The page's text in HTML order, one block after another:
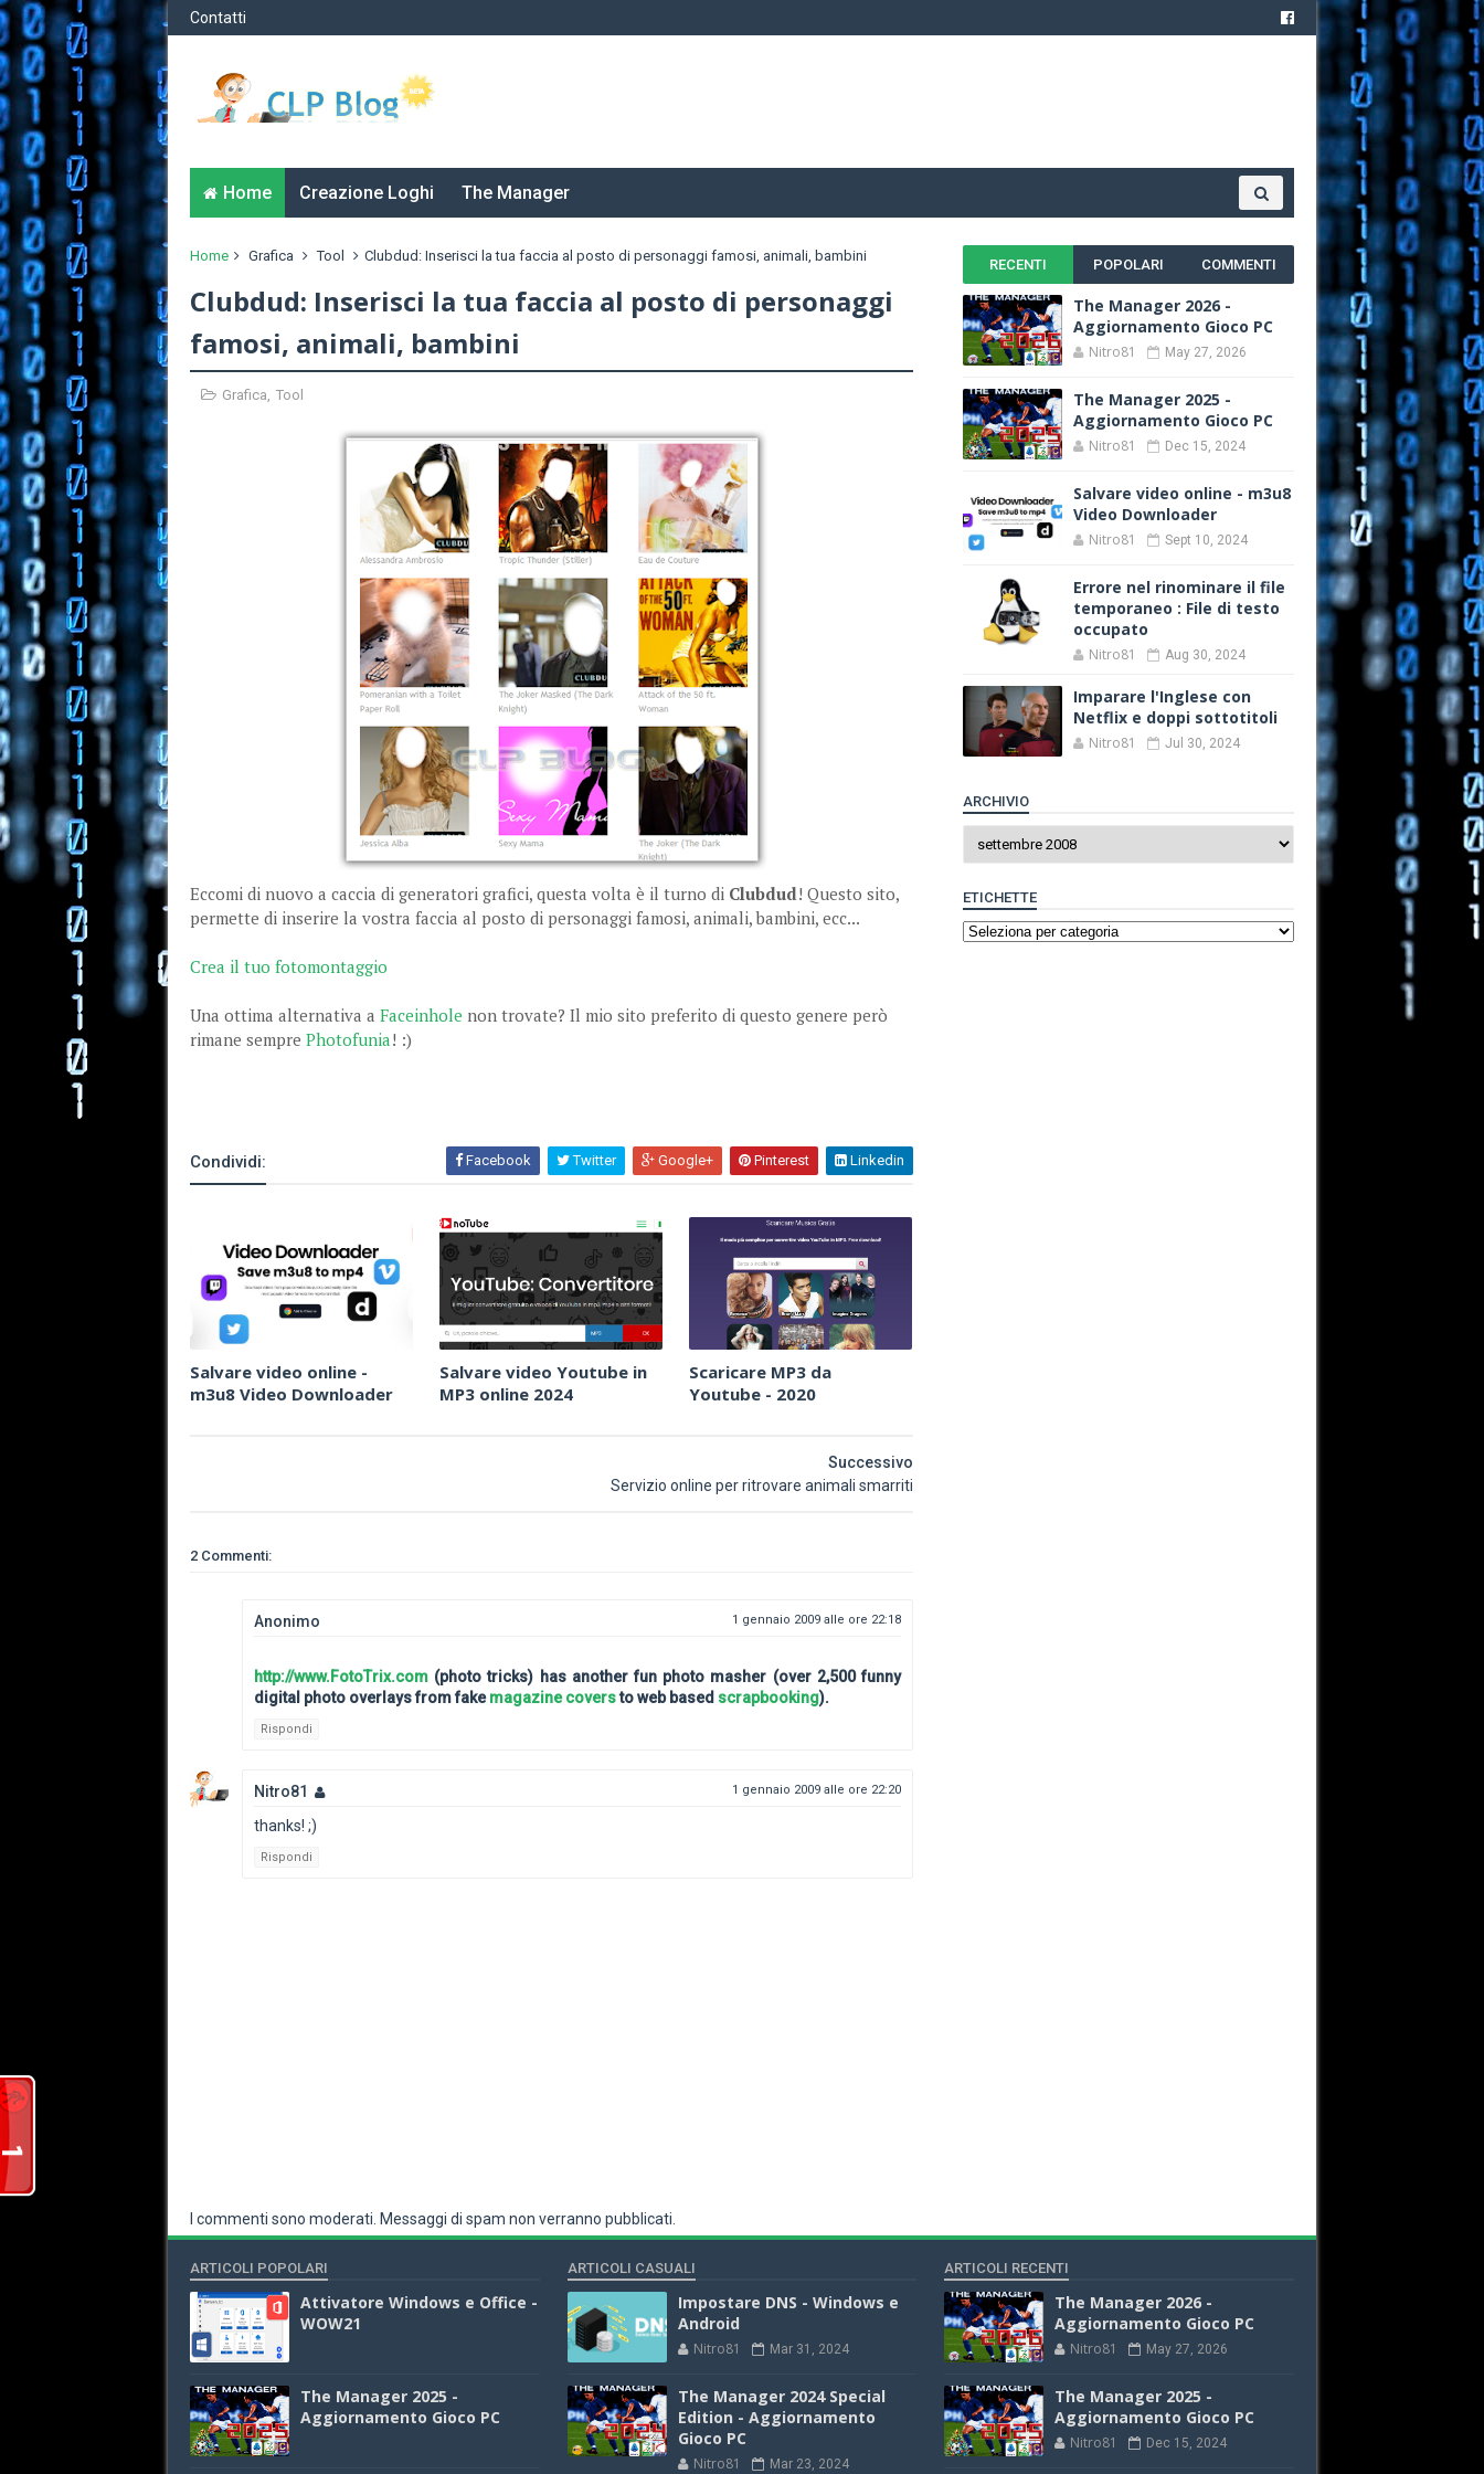
Contatti
Home Creazione Loghi The Manager
Home Grafica Tool Clubdud: Inserisci la tua faccia al posto di personaggi famosi, animali, bambini
Clubdud: Inserisci la tua faccia al posto di personaggi
famosi, animali, bambini
Grafica, Tool
Eccomi di nuovo a caccia di generatori grafici, questa volta è il turno di Clubdud! Questo sito,
permette di inserire la vostra faccia al posto di personaggi famosi, animali, bambini, ecc...
Crea il tuo fotomontaggio
Una ottima alternativa a Faceinhole non trovate? Il mio sito preferito di questo genere però
rimane sempre Photofunia! :)
Condividi: Facebook Twitter Google+ Pinterest Linkedin
Salvare video online -
m3u8 Video Downloader
Salvare video Youtube in
MP3 online 2024
Scaricare MP3 da
Youtube - 2020
Successivo
Servizio online per ritrovare animali smarriti
2 Commenti:
Anonimo 1 gennaio 2009 alle ore 22:18
http://www.FotoTrix.com (photo tricks) has another fun photo masher (over 2,500 funny
digital photo overlays from fakemagazine coversto web based scrapbooking).
Rispondi
Nitro81 1 gennaio 2009 alle ore 22:20
thanks! ;)
Rispondi
I commenti sono moderati. Messaggi di spam non verranno pubblicati.
RECENTI POPOLARI COMMENTI
The Manager 2026 -
Aggiornamento Gioco PC
Nitro81 May 27, 2026
The Manager 2025 -
Aggiornamento Gioco PC
Nitro81 Dec 15, 2024
Salvare video online - m3u8
Video Downloader
Nitro81 Sept 10, 2024
Errore nel rinominare il file
temporaneo : File di testo
occupato
Nitro81 Aug 30, 2024
Imparare l'Inglese con
Netflix e doppi sottotitoli
Nitro81 Jul 30, 2024
ARCHIVIO
ETICHETTE
ARTICOLI POPOLARI
Attivatore Windows e Office -
WOW21
The Manager 2025 -
Aggiornamento Gioco PC
ARTICOLI CASUALI
Impostare DNS - Windows e
Android
Nitro81 Mar 31, 2024
The Manager 2024 Special
Edition - Aggiornamento
Gioco PC
Nitro81 Mar 23, 2024
ARTICOLI RECENTI
The Manager 2026 -
Aggiornamento Gioco PC
Nitro81 May 27, 2026
The Manager 2025 -
Aggiornamento Gioco PC
Nitro81 Dec 15, 2024